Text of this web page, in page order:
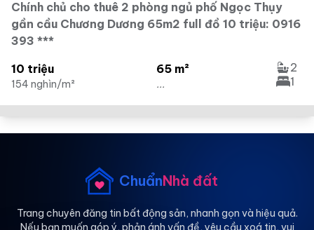
Chính chủ cho thuê 2 phòng ngủ phố Ngọc Thụy
gần cầu Chương Dương 65m2 full đồ 10 triệu: 0916
393 ***
10 triệu
154 nghìn/m²
65 m²
...
2
1
ChuẩnNhà đất
Trang chuyên đăng tin bất động sản, nhanh gọn và hiệu quả.
Nếu bạn muốn góp ý, phản ánh vấn đề, yêu cầu xoá tin, vui